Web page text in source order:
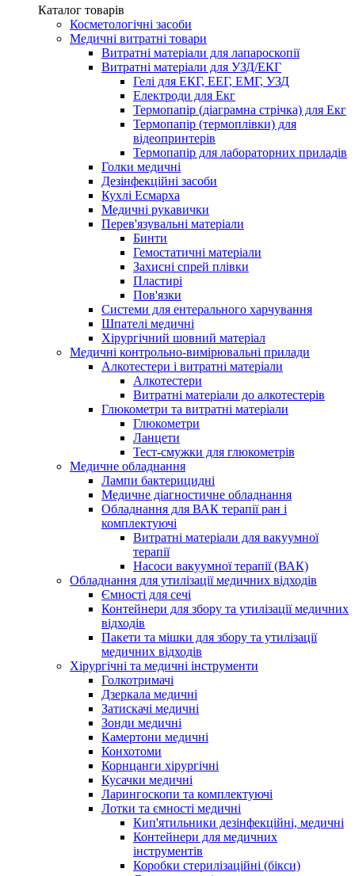
Каталог товарів
Косметологічні засоби
Медичні витратні товари
Витратні матеріали для лапароскопії
Витратні матеріали для УЗД/ЕКГ
Гелі для ЕКГ, ЕЕГ, ЕМГ, УЗД
Електроди для Екг
Термопапір (діаграмна стрічка) для Екг
Термопапір (термоплівки) для
відеопринтерів
Термопапір для лабораторних приладів
Голки медичні
Дезінфекційні засоби
Кухлі Есмарха
Медичні рукавички
Перев'язувальні матеріали
Бинти
Гемостатичні матеріали
Захисні спрей плівки
Пластирі
Пов'язки
Системи для ентерального харчування
Шпателі медичні
Хірургічний шовний матеріал
Медичні контрольно-вимірювальні прилади
Алкотестери і витратні матеріали
Алкотестери
Витратні матеріали до алкотестерів
Глюкометри та витратні матеріали
Глюкометри
Ланцети
Тест-смужки для глюкометрів
Медичне обладнання
Лампи бактерицидні
Медичне діагностичне обладнання
Обладнання для ВАК терапії ран і
комплектуючі
Витратні матеріали для вакуумної
терапії
Насоси вакуумної терапії (ВАК)
Обладнання для утилізації медичних відходів
Ємності для сечі
Контейнери для збору та утилізації медичних
відходів
Пакети та мішки для збору та утилізації
медичних відходів
Хірургічні та медичні інструменти
Голкотримачі
Дзеркала медичні
Затискачі медичні
Зонди медичні
Камертони медичні
Конхотоми
Корнцанги хірургічні
Кусачки медичні
Ларингоскопи та комплектуючі
Лотки та ємності медичні
Кип'ятильники дезінфекційні, медичні
Контейнери для медичних
інструментів
Коробки стерилізаційні (бікси)